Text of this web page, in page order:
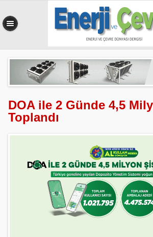
DOA ile 2 Günde 4,5
Toplandı
0,498 sn